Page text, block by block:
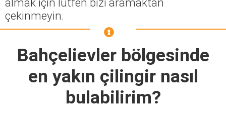
çekinmeyin.
Bahçelievlerbölgesinde
en yakın çilingir nasıl
bulabilirim?